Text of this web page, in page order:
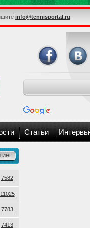
info@tennisportal.ru
Статьи
7582
11025
7783
7413